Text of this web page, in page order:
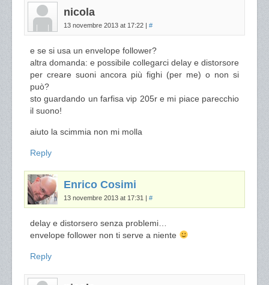
nicola
13 novembre 2013 at 17:22 | #
e se si usa un envelope follower?
altra domanda: e possibile collegarci delay e distorsore
per creare suoni ancora più fighi (per me) o non si
può?
sto guardando un farfisa vip 205r e mi piace parecchio
il suono!
aiuto la scimmia non mi molla
Reply
Enrico Cosimi
13 novembre 2013 at 17:31 | #
delay e distorsero senza problemi…
envelope follower non ti serve a niente
Reply